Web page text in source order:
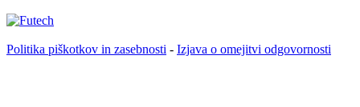
Politika piškotkov in zasebnosti - Izjava o omejitvi odgovornosti